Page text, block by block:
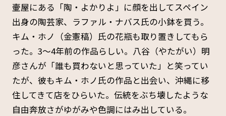
壷屋にある「陶・よかりよ」に顔を出してスペイン
出身の陶芸家、ラファル・ナバス氏の小鉢を買う。
キム・ホノ（金憲稿）氏の花瓶も取り置きしてもら
った。3～4年前の作品らしい。八谷（やたがい）明
彦さんが「誰も買わないと思っていた」と笑ってい
たが、彼もキム・ホノ氏の作品と出会い、沖縄に移
住してきて店をひらいた。伝統をぶち壊したような
自由奔放さがゆがみや色調にはみ出している。